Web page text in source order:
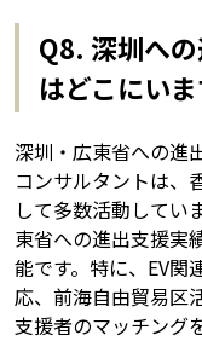
Q8. 深圳へ
はどこにい
深圳・広東省への進
コンサルタントは、
して多数活動してい
東省への進出支援実
能です。特に、EV関
応、前海自由貿易区
支援者のマッチング